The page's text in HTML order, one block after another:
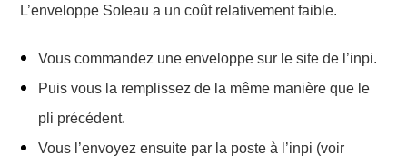
L’enveloppe Soleau a un coût relativement faible.
Vous commandez une enveloppe sur le site de l’inpi.
Puis vous la remplissez de la même manière que le
pli précédent.
Vous l’envoyez ensuite par la poste à l’inpi (voir